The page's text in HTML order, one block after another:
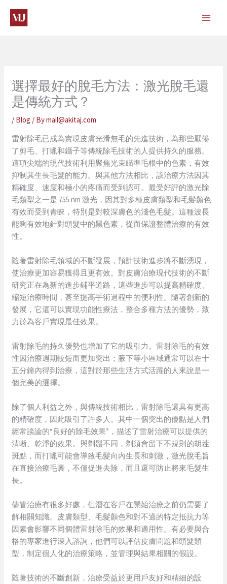
content
選擇最好的脫毛方法：激光脫毛還
是傳統方式？
/ Blog / Bymail@akitaj.com
雷射除毛已成為實現皮膚光滑無毛的先進技術，為那些厭倦
了剪毛、打蠟和鑷子等傳統除毛技術的人提供持久的服務。
這項尖端的現代技術利用聚焦光束瞄準毛根中的色素，有效
抑制其生長毛髮的能力。與其他方法相比，該治療方法因其
精確度、速度和極小的疼痛而受到認可。最受好評的激光除
毛類型之一是 755 nm 激光，因其對多種皮膚類型和毛髮顏色
有效而受到青睞，特別是對較深膚色的淺色毛髮。這種波長
能夠有效地針對頭髮中的黑色素，從而保證整體治療的有效
性。
隨著雷射除毛領域的不斷發展，預計技術進步將不斷湧現，
使治療更加容易獲得且更有效。對皮膚治療現代技術的不斷
研究正在為新的進步鋪平道路，這些進步可以提高精確度、
縮短治療時間，甚至提高手術過程中的便利性。隨著創新的
發展，它還可以實現功能性療法，整合多種方法的優勢，致
力於為客戶實現最佳效果。
雷射除毛的持久優勢也增加了它的吸引力。雷射除毛的有效
性因治療週期較短而更加突出；腋下等小區域通常可以在十
五分鐘內得到治療，這對於那些生活方式活躍的人來說是一
個完美的選擇。
除了個人利益之外，與傳統技術相比，雷射除毛還具有更高
的精確度，因此吸引了許多人。其中一個突出的優點是人們
經常談論的“良好的除毛效果”，描述了雷射治療可以提供的
清晰、乾淨的效果。與剃鬚不同，剃須會留下不規則的胡茬
斑點，而打蠟可能會導致毛髮向內生長和刺激，激光脫毛旨
在直接治療毛囊，不僅促進去除，而且還可防止將來毛髮生
長。
儘管治療有很多好處，但潛在客戶在開始治療之前仍需要了
解相關知識。皮膚類型、毛髮顏色和對不適的特定抵抗力等
因素會影響不同個體雷射除毛的效果和適用性。有必要與合
格的專家進行深入諮詢，他們可以評估皮膚問題和頭髮類
型，制定個人化的治療策略，並管理與結果相關的假設。
隨著技術的不斷創新，治療受益於更用戶友好和精細的設